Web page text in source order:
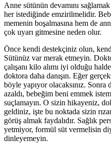
Anne sütünün devamını
her istediğinde emzirilmelidir.
memenin boşalmasına hem de
çok uyarı gitmesine neden olur.
Önce kendi destekçiniz olun,
Sütünüz var merak etmeyin.
çalışanı kilo alımı iyi olduğu
doktora daha danışın. Eğer
böyle yapıyor olacaksınız.
azaldı, bebeğim beni emmek
suçlamayın. O sizin hikayeniz,
geldiniz, işte bu noktada sizin
görüş almak faydalıdır. Sağlık
yetmiyor, formül süt vermelisin
dinleyemeyin.